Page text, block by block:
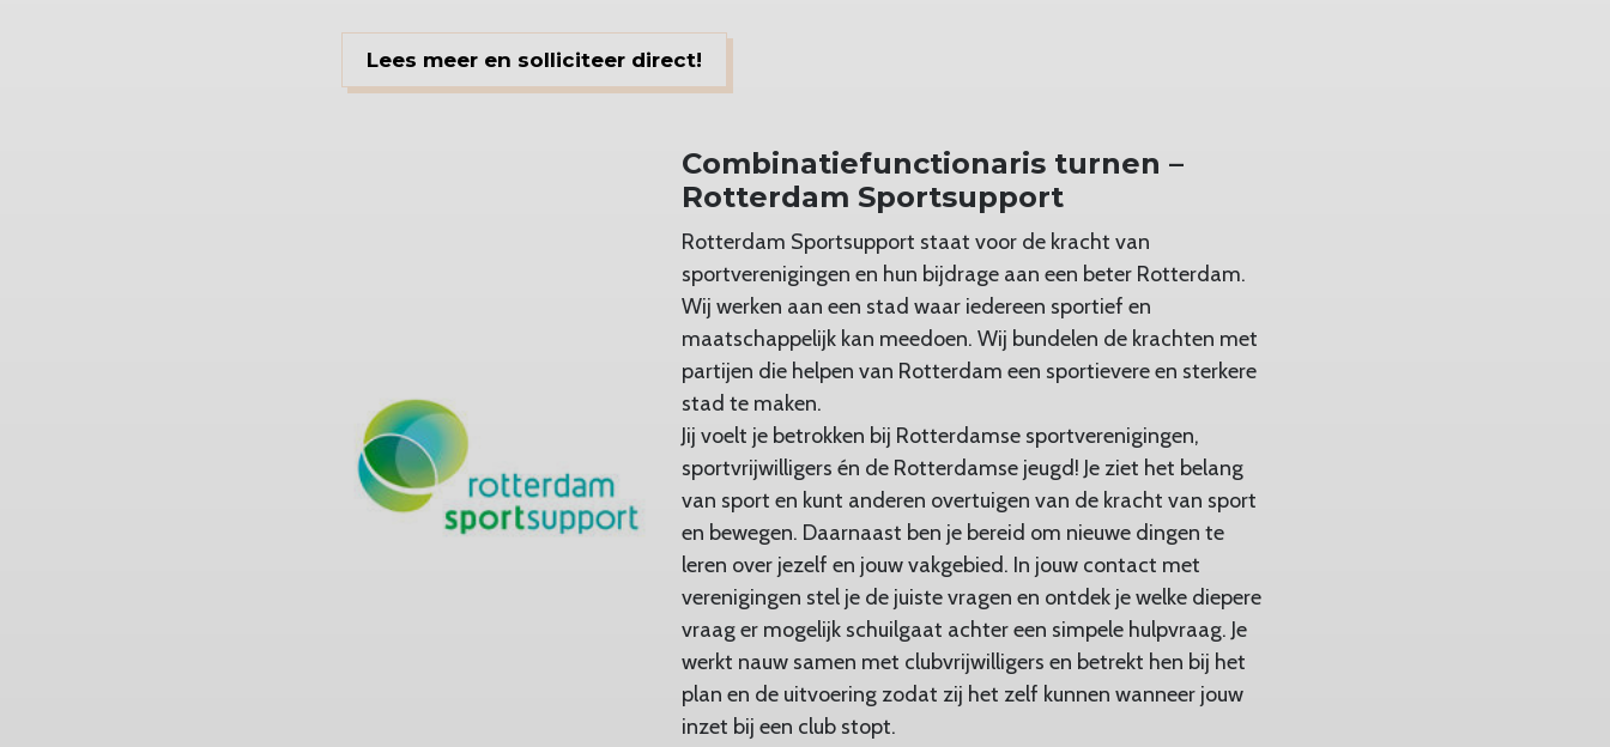
Lees meer en solliciteer direct!
Combinatiefunctionaris turnen –
Rotterdam Sportsupport
Rotterdam Sportsupport staat voor de kracht van
sportverenigingen en hun bijdrage aan een beter Rotterdam.
Wij werken aan een stad waar iedereen sportief en
maatschappelijk kan meedoen. Wij bundelen de krachten met
partijen die helpen van Rotterdam een sportievere en sterkere
stad te maken.
Jij voelt je betrokken bij Rotterdamse sportverenigingen,
sportvrijwilligers én de Rotterdamse jeugd! Je ziet het belang
van sport en kunt anderen overtuigen van de kracht van sport
en bewegen. Daarnaast ben je bereid om nieuwe dingen te
leren over jezelf en jouw vakgebied. In jouw contact met
verenigingen stel je de juiste vragen en ontdek je welke diepere
vraag er mogelijk schuilgaat achter een simpele hulpvraag. Je
werkt nauw samen met clubvrijwilligers en betrekt hen bij het
plan en de uitvoering zodat zij het zelf kunnen wanneer jouw
inzet bij een club stopt.